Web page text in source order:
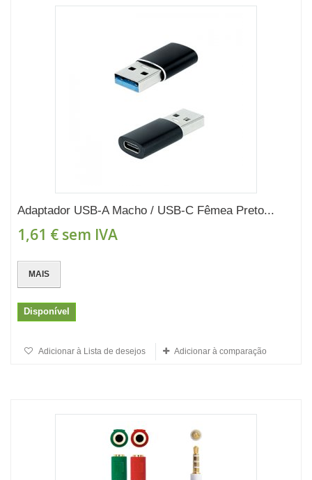
Adaptador USB-A Macho / USB-C Fêmea Preto...
1,61 € sem IVA
MAIS
Disponível
Adicionar à Lista de desejos Adicionar à comparação